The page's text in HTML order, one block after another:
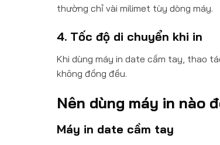
thường chỉ vài milimet tùy dòng máy.
4. Tốc độ di chuyển khi in
Khi dùng máy in date cầm tay, thao
không đồng đều.
Nên dùng máy in nào
Máy in date cầm tay